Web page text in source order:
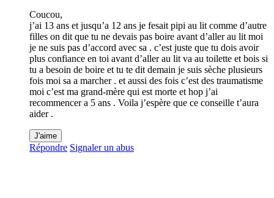
Coucou,
j’ai 13 ans et jusqu’a 12 ans je fesait pipi au lit comme d’autre
filles on dit que tu ne devais pas boire avant d’aller au lit moi
je ne suis pas d’accord avec sa . c’est juste que tu dois avoir
plus confiance en toi avant d’aller au lit va au toilette et bois si
tu a besoin de boire et tu te dit demain je suis sèche plusieurs
fois moi sa a marcher . et aussi des fois c’est des traumatisme
moi c’est ma grand-mère qui est morte et hop j’ai
recommencer a 5 ans . Voila j’espère que ce conseille t’aura
aider .
J'aime
Répondre Signaler un abus